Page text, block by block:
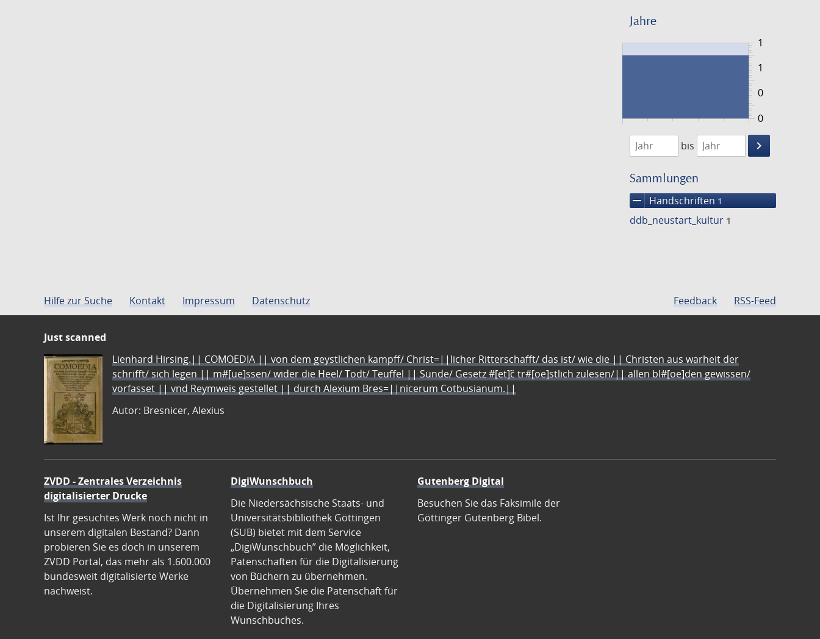
Jahre
0
1
0
1
1474
1475
bis
keyboard_arrow_right
Suche
Sammlungen
remove Handschriften 1
ddb_neustart_kultur 1
Hilfe zur Suche Kontakt Impressum Datenschutz Feedback RSS-Feed
Just scanned
Lienhard Hirsing.|| COMOEDIA || von dem geystlichen kampff/ Christ=||licher Ritterschafft/ das ist/ wie die || Christen aus warheit der
schrifft/ sich legen || m#[ue]ssen/ wider die Heel/ Todt/ Teuffel || Sünde/ Gesetz #[et]c̃ tr#[oe]stlich zulesen/|| allen bl#[oe]den gewissen/
vorfasset || vnd Reymweis gestellet || durch Alexium Bres=||nicerum Cotbusianum.||
Autor: Bresnicer, Alexius
ZVDD - Zentrales Verzeichnis
digitalisierter Drucke
Ist Ihr gesuchtes Werk noch nicht in
unserem digitalen Bestand? Dann
probieren Sie es doch in unserem
ZVDD Portal, das mehr als 1.600.000
bundesweit digitalisierte Werke
nachweist.
DigiWunschbuch
Die Niedersächsische Staats- und
Universitätsbibliothek Göttingen
(SUB) bietet mit dem Service
„DigiWunschbuch” die Möglichkeit,
Patenschaften für die Digitalisierung
von Büchern zu übernehmen.
Übernehmen Sie die Patenschaft für
die Digitalisierung Ihres
Wunschbuches.
Gutenberg Digital
Besuchen Sie das Faksimile der
Göttinger Gutenberg Bibel.